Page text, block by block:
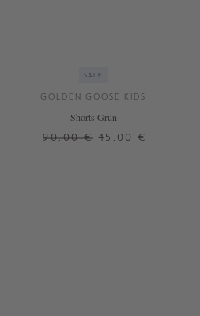
SALE
GOLDEN GOOSE KIDS
Shorts Grün
90,00 € 45,00 €